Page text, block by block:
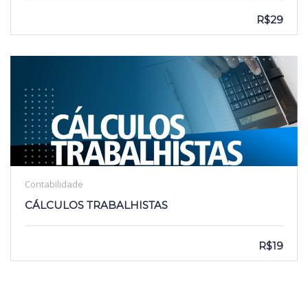
R$29
Contabilidade
CÁLCULOS TRABALHISTAS
R$19